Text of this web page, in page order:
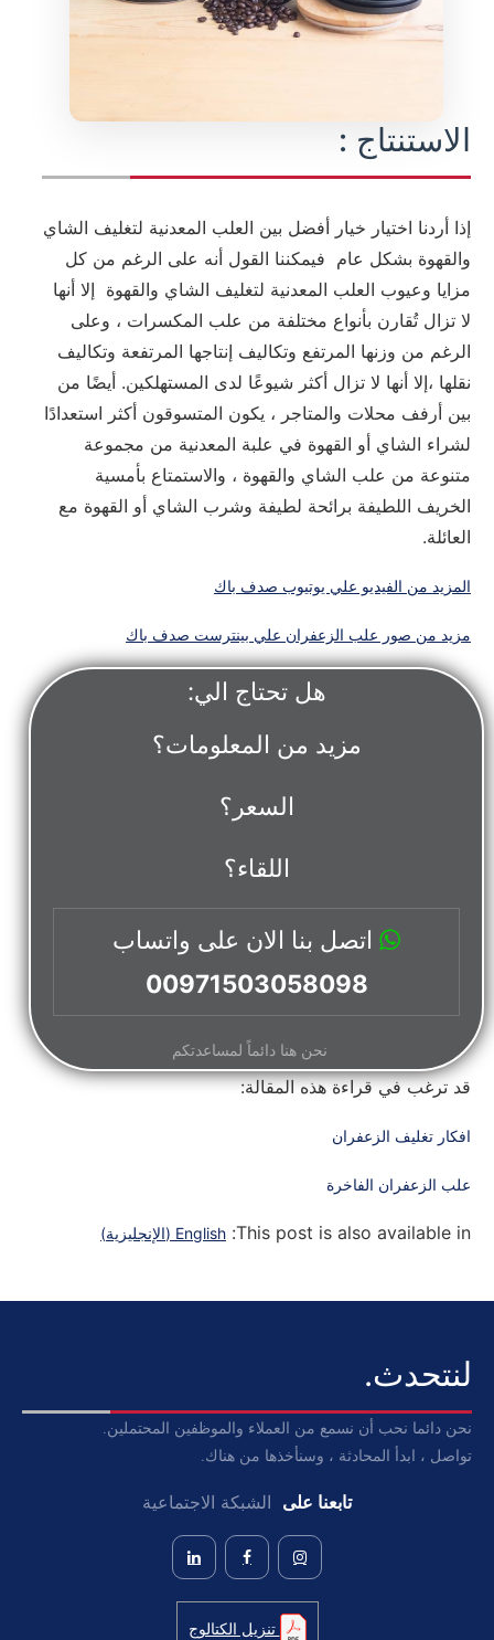
الاستنتاج :
إذا أردنا اختيار خيار أفضل بين العلب المعدنية لتغليف الشاي
والقهوة بشكل عام فيمكننا القول أنه على الرغم من كل
مزايا وعيوب العلب المعدنية لتغليف الشاي والقهوة إلا أنها
لا تزال تُقارن بأنواع مختلفة من علب المكسرات ، وعلى
الرغم من وزنها المرتفع وتكاليف إنتاجها المرتفعة وتكاليف
نقلها ،إلا أنها لا تزال أكثر شيوعًا لدى المستهلكين. أيضًا من
بين أرفف محلات والمتاجر ، يكون المتسوقون أكثر استعدادًا
لشراء الشاي أو القهوة في علبة المعدنية من مجموعة
متنوعة من علب الشاي والقهوة ، والاستمتاع بأمسية
الخريف اللطيفة برائحة لطيفة وشرب الشاي أو القهوة مع
العائلة.
المزيد من الفيديو علي يوتيوب صدف باك
مزيد من صور علب الزعفران علي بينترست صدف باك
هل تحتاج الي:
مزيد من المعلومات؟
السعر؟
اللقاء؟
اتصل بنا الان على واتساب
00971503058098
نحن هنا دائماً لمساعدتكم
قد ترغب في قراءة هذه المقالة:
افكار تغليف الزعفران
علب الزعفران الفاخرة
This post is also available in:
English
(الإنجليزية)
لنتحدث.
نحن دائما نحب أن نسمع من العملاء والموظفين المحتملين.
تواصل ، ابدأ المحادثة ، وسنأخذها من هناك.
تابعنا على الشبكة الاجتماعية
تنزيل الكتالوج